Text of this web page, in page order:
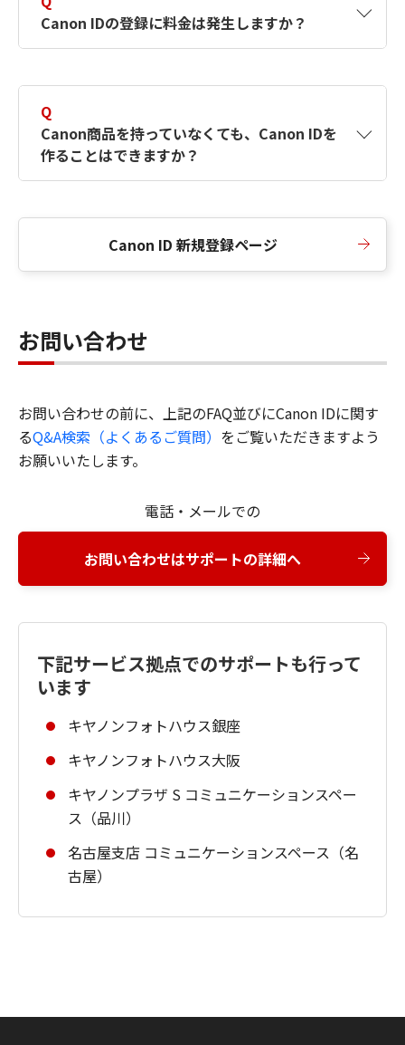
択したサービスから取得します。アカウントを
簡単に作成できるように、この情報を使用して
Canon IDの登録フォームを入力します。
Canon IDの登録に料金は発生しますか？
Q
Canon商品を持っていなくても、Canon IDを
作ることはできますか？
Canon ID 新規登録ページ
お問い合わせ
お問い合わせの前に、上記のFAQ並びにCanon IDに関す
るQ&A検索（よくあるご質問） をご覧いただきますよう
お願いいたします。
電話・メールでの
お問い合わせはサポートの詳細へ
下記サービス拠点でのサポートも行って
います
キヤノンフォトハウス銀座
キヤノンフォトハウス大阪
キヤノンプラザ S コミュニケーションスペー
ス（品川）
名古屋支店 コミュニケーションスペース（名
古屋）